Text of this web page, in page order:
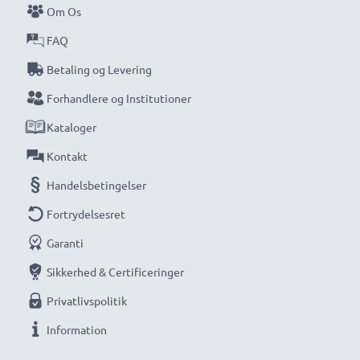
Gå aldrig glip af et skud med denne smarte,
kompakte LCD-batterioplader fra CELLONIC.
Bestil nu med hurtig levering og 3 års garanti!
Om Os
FAQ
Betaling og Levering
Forhandlere og Institutioner
Kataloger
Kontakt
Handelsbetingelser
Fortrydelsesret
Garanti
Sikkerhed & Certificeringer
Privatlivspolitik
Information